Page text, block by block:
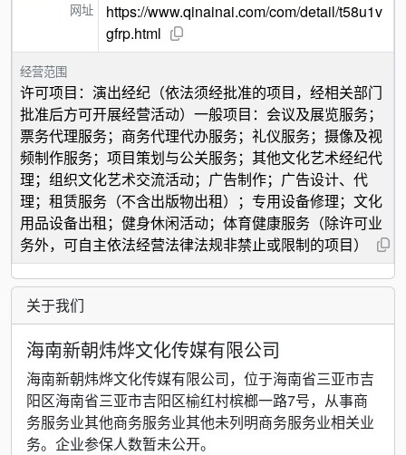
网址
https://www.qinainai.com/com/detail/t58u1v
gfrp.html
经营范围
许可项目：演出经纪（依法须经批准的项目，经相关部门
批准后方可开展经营活动）一般项目：会议及展览服务；
票务代理服务；商务代理代办服务；礼仪服务；摄像及视
频制作服务；项目策划与公关服务；其他文化艺术经纪代
理；组织文化艺术交流活动；广告制作；广告设计、代
理；租赁服务（不含出版物出租）；专用设备修理；文化
用品设备出租；健身休闲活动；体育健康服务（除许可业
务外，可自主依法经营法律法规非禁止或限制的项目）
关于我们
海南新朝炜烨文化传媒有限公司
海南新朝炜烨文化传媒有限公司，位于海南省三亚市吉
阳区海南省三亚市吉阳区榆红村槟榔一路7号，从事商
务服务业其他商务服务业其他未列明商务服务业相关业
务。企业参保人数暂未公开。